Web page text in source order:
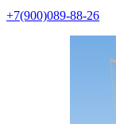
+7(900)089-88-26